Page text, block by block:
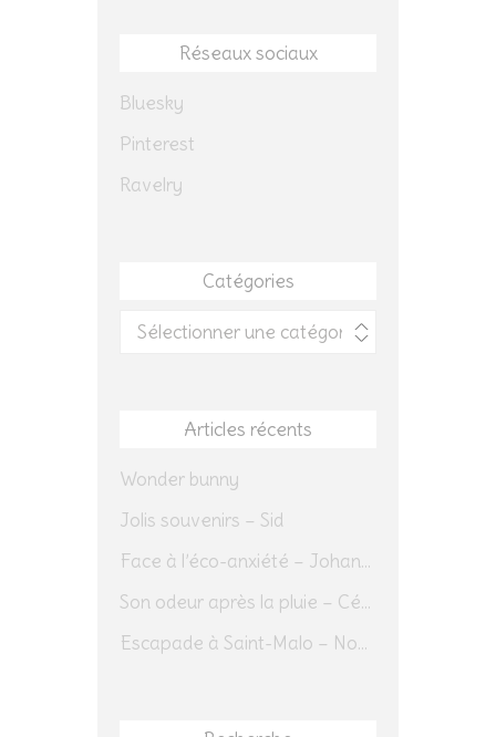
Réseaux sociaux
Bluesky
Pinterest
Ravelry
Catégories
Catégories
Articles récents
Wonder bunny
Jolis souvenirs – Sid
Face à l’éco-anxiété – Johannes Herrmann
Son odeur après la pluie – Cédric Sapin-Defour
Escapade à Saint-Malo – Novembre 2025 – Jour 1